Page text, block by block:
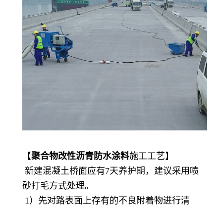
【聚合物改性沥青防水涂料施工工艺】
新建混凝土桥面应有7天养护期，建议采用喷
砂打毛方式处理。
1）先对路表面上存有的不良附着物进行清